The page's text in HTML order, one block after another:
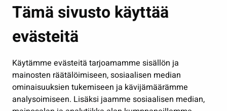
Tämä sivusto käyttää
evästeitä
Käytämme evästeitä tarjoamamme sisällön ja
mainosten räätälöimiseen, sosiaalisen median
ominaisuuksien tukemiseen ja kävijämäärämme
analysoimiseen. Lisäksi jaamme sosiaalisen median,
Kasvatus ja opetus
Kulttuuri ja liikunta
Työ ja yrittäminen
Osallistu ja asioi
Näytä omat evästeasetukseni